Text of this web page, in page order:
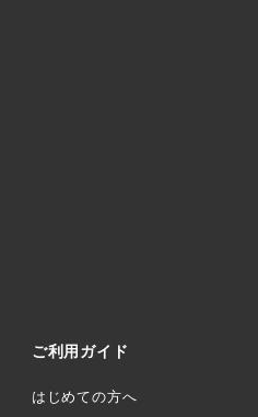
ご利用ガイド
はじめての方へ